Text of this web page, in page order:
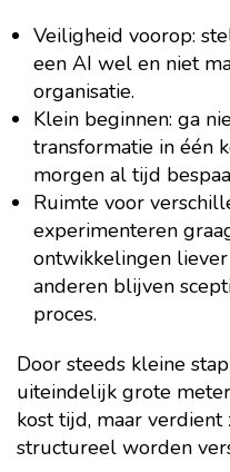
Veiligheid voorop:
een AI wel en niet
organisatie.
Klein beginnen: ga
transformatie in één
morgen al tijd
Ruimte voor
experimenteren
ontwikkelingen
anderen blijven
proces.
Door steeds kleine
uiteindelijk grote
kost tijd, maar
structureel worden